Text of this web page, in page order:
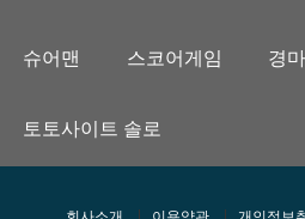
슈어맨 스코어게임 경
토토사이트 솔로